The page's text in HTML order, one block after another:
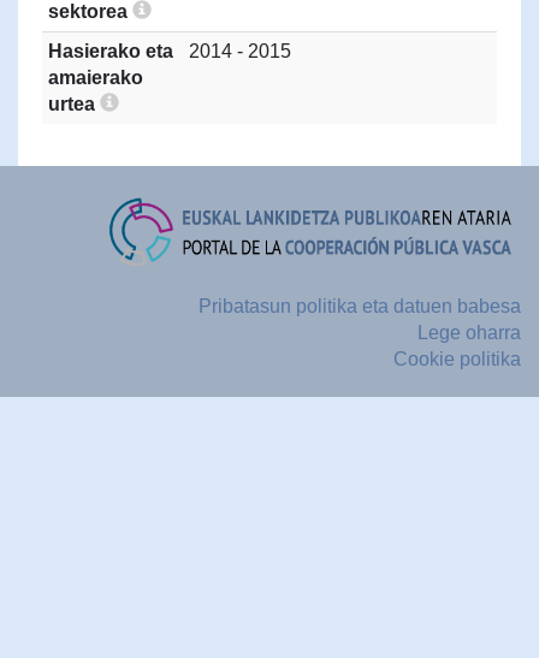
sektorea
Hasierako eta
amaierako
urtea
2014 - 2015
Pribatasun politika eta datuen babesa
Lege oharra
Cookie politika